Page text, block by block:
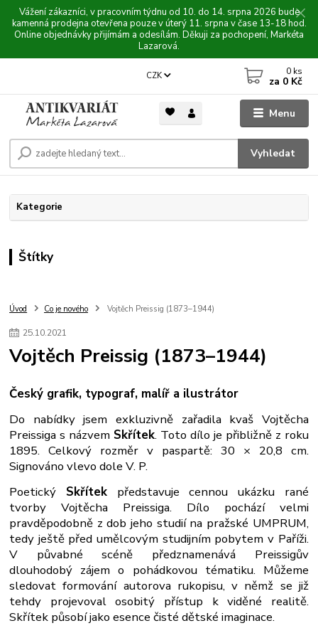
Vážení zákazníci, v pracovním týdnu od 10. do 14. srpna 2026 bude
kamenná prodejna otevřena pouze v úterý 11. srpna v čase 13-18 hod.
Online objednávky přijímám a odesílám. Děkuji za pochopení, Markéta
Lazarová.
Menu
CZK
Vyhledat
0 ks
za 0 Kč
Kategorie
Štítky
Úvod Co je nového Vojtěch Preissig (1873–1944)
25.10.2021
Vojtěch Preissig (1873–1944)
Český grafik, typograf, malíř a ilustrátor
Do nabídky jsem exkluzivně zařadila kvaš Vojtěcha
Preissiga s názvem Skřítek. Toto dílo je přibližně z roku
1895. Celkový rozměr v paspartě: 30 × 20,8 cm.
Signováno vlevo dole V. P.
Poetický Skřítekpředstavuje cennou ukázku rané
tvorby Vojtěcha Preissiga. Dílo pochází velmi
pravděpodobně z dob jeho studií na pražské UMPRUM,
tedy ještě před umělcovým studijním pobytem v Paříži.
V půvabné scéně předznamenává Preissigův
dlouhodobý zájem o pohádkovou tématiku. Můžeme
sledovat formování autorova rukopisu, v němž se již
tehdy projevoval osobitý přístup k viděné realitě.
Skřítek působí jako esence čisté dětské imaginace.